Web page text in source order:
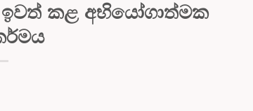
කළ අභියෝගාත්මක